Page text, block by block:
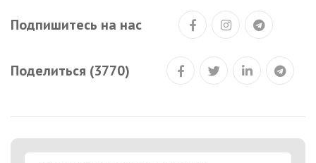
Подпишитесь на нас
Поделиться (3770)